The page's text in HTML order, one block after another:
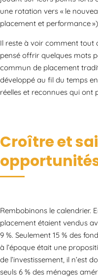
une rotation vers « le
placement et performance
Il reste à voir comment tout
pensé offrir quelques mots
commun de placement
développé au fil du temps
réelles et reconnues qui ont
Croître et
Rembobinons le calendrier.
placement étaient vendus
9 %. Seulement 15 % des
à l’époque était une
de l’investissement, il n’est
seuls 6 % des ménages